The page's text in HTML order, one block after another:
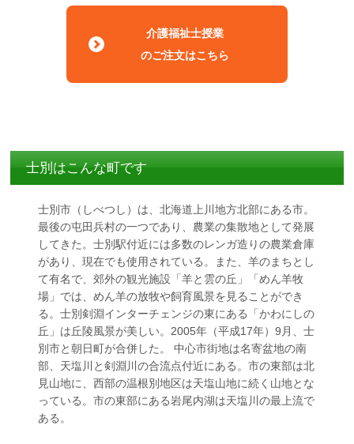
介護福祉士授業
のご注文はこちら
士別はこんな町です
士別市（しべつし）は、北海道上川地方北部にある市。
最後の屯田兵村の一つであり、農業の集散地として発展
してきた。士別駅付近には多数のレンガ造りの農業倉庫
があり、現在でも使用されている。また、羊のまちとし
て有名で、郊外の観光施設「羊と雲の丘」「めん羊牧
場」では、めん羊の放牧や飼育風景を見ることができ
る。士別剣淵インターチェンジの東にある「かわにしの
丘」は丘陵風景が美しい。2005年（平成17年）9月、士
別市と朝日町が合併した。 中心市街地は名寄盆地の南
部、天塩川と剣淵川の合流点付近にある。市の東部は北
見山地に、西部の温根別地区は天塩山地に続く山地とな
っている。市の東部にある岩尾内湖は天塩川の最上流で
ある。